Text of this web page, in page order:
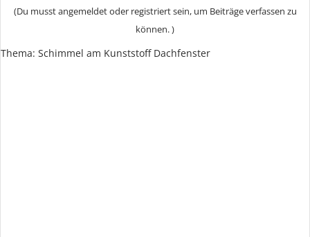
(Du musst angemeldet oder registriert sein, um Beiträge verfassen zu
können. )
Thema: Schimmel am Kunststoff Dachfenster